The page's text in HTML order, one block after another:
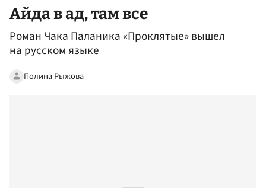
Айда в ад, там все
Роман Чака Паланика «Проклятые» вышел
на русском языке
Полина Рыжова